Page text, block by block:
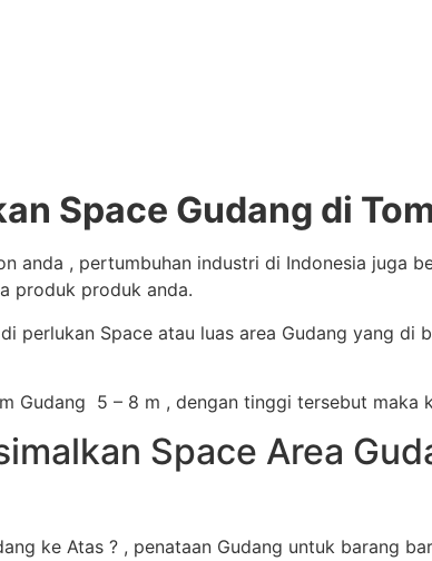
Space Gudang di
anda , pertumbuhan industri di Indonesia juga
produk produk anda.
perlukan Space atau luas area Gudang yang di
Gudang 5 – 8 m , dengan tinggi tersebut maka
Space Area
ke Atas ? , penataan Gudang untuk barang